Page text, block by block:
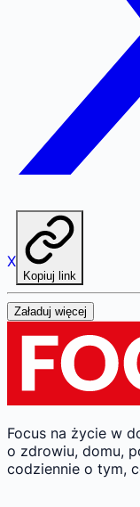
X
Kopiuj link
Załaduj więcej
Focus na życie w
o zdrowiu, domu,
codziennie o tym,